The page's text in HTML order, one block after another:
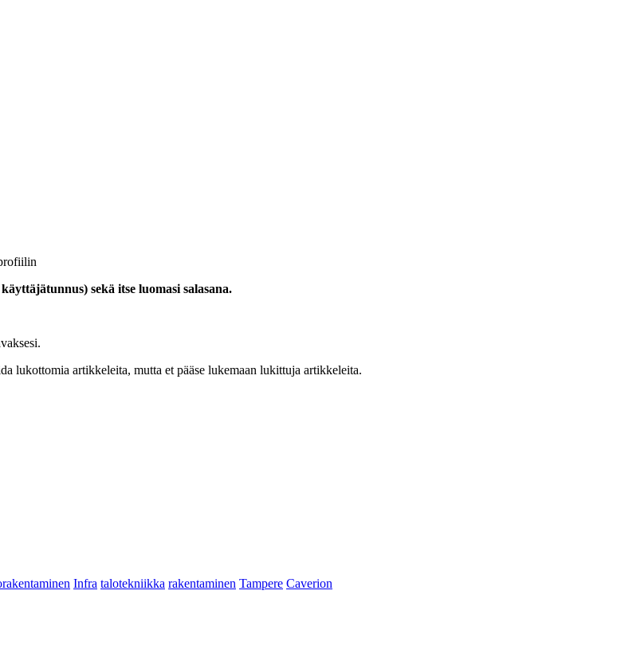
sekä itse luomasi salasana.
lukottomia artikkeleita, mutta et pääse lukemaan lukittuja artikkeleita.
Infra talotekniikka rakentaminen Tampere Caverion